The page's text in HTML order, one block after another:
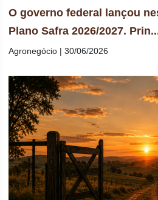
O governo federal lançou
Plano Safra 2026/2027.
Agronegócio | 30/06/2026